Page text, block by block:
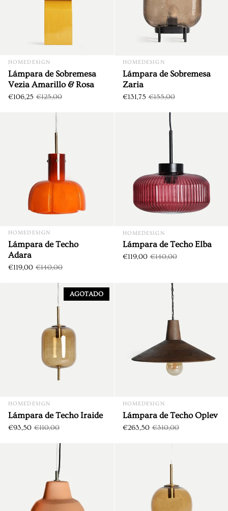
HOMEDESIGN
Lámpara de Sobremesa
Vezia Amarillo & Rosa
€106,25 €125,00
HOMEDESIGN
Lámpara de Sobremesa
Zaria
€131,75 €155,00
Lámpara de Techo Adara
HOMEDESIGN
Lámpara de Techo
Adara
€119,00 €140,00
HOMEDESIGN
Lámpara de Techo Elba
€119,00 €140,00
Lámpara de Techo Iraide
HOMEDESIGN
Lámpara de Techo Iraide
€93,50 €110,00
AGOTADO
HOMEDESIGN
Lámpara de Techo Oplev
€263,50 €310,00